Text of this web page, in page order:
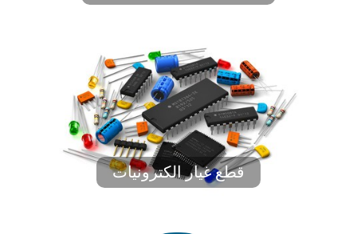
قطع غيار الكترونيات